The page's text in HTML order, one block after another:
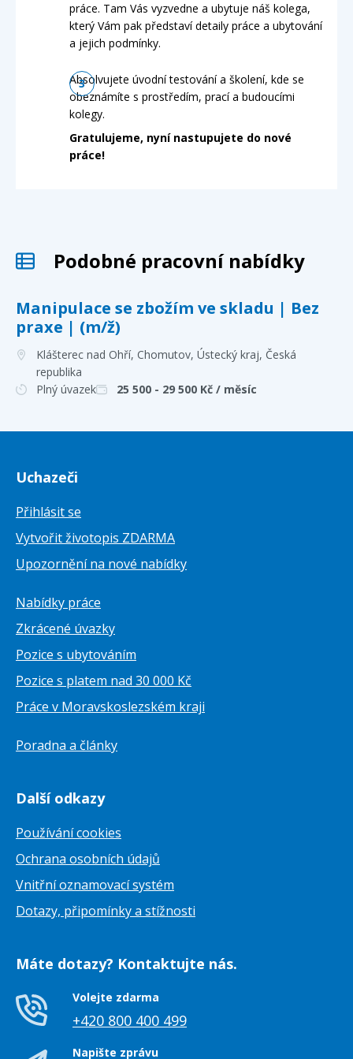
práce. Tam Vás vyzvedne a ubytuje náš kolega,
který Vám pak představí detaily práce a ubytování
a jejich podmínky.
Absolvujete úvodní testování a školení, kde se
obeznámíte s prostředím, prací a budoucími
kolegy.
Gratulujeme, nyní nastupujete do nové
práce!
Podobné pracovní nabídky
Manipulace se zbožím ve skladu | Bez
praxe | (m/ž)
Klášterec nad Ohří, Chomutov, Ústecký kraj, Česká
republika
Plný úvazek
25 500 - 29 500 Kč / měsíc
Uchazeči
Přihlásit se
Vytvořit životopis ZDARMA
Upozornění na nové nabídky
Nabídky práce
Zkrácené úvazky
Pozice s ubytováním
Pozice s platem nad 30 000 Kč
Práce v Moravskoslezském kraji
Poradna a články
Další odkazy
Používání cookies
Ochrana osobních údajů
Vnitřní oznamovací systém
Dotazy, připomínky a stížnosti
Máte dotazy? Kontaktujte nás.
Volejte zdarma
+420 800 400 499
Napište zprávu